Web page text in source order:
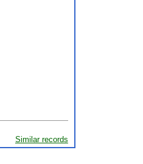
Similar records